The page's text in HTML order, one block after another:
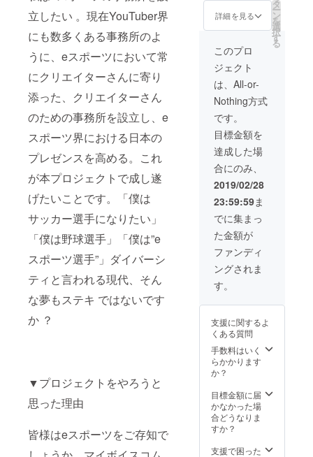
立したい 。現在YouTuber界
にも数多くある事務所のよ
うに、eスポーツにおいて常
にクリエイターさんに寄り
添った、クリエイターさん
のための事務所を設立し、e
スポーツ界における日本の
プレゼンスを高める。これ
が本プロジェクトで成し遂
げたいことです。「僕は
サッカー選手になりたい」
「僕は野球選手」「僕は”e
スポーツ選手”」ダイバーシ
ティと言われる現代、そん
な夢もステキ ではないです
か ？
▼プロジェクトをやろうと
思った理由
皆様はeスポーツをご存知で
詳細を見る
タ
ー
ン
を
選
択
す
る
このプロ
ジェクト
は、All-or-
Nothing方式
です。
目標金額を
達成した場
合にのみ、
2019/02/28
23:59:59ま
でに集まっ
た金額が
ファンディ
ングされま
す。
支援に関するよ
くある質問
手数料はいく
らかかります
か？
目標金額に届
かなかった場
合どうなりま
すか？
支援で困った